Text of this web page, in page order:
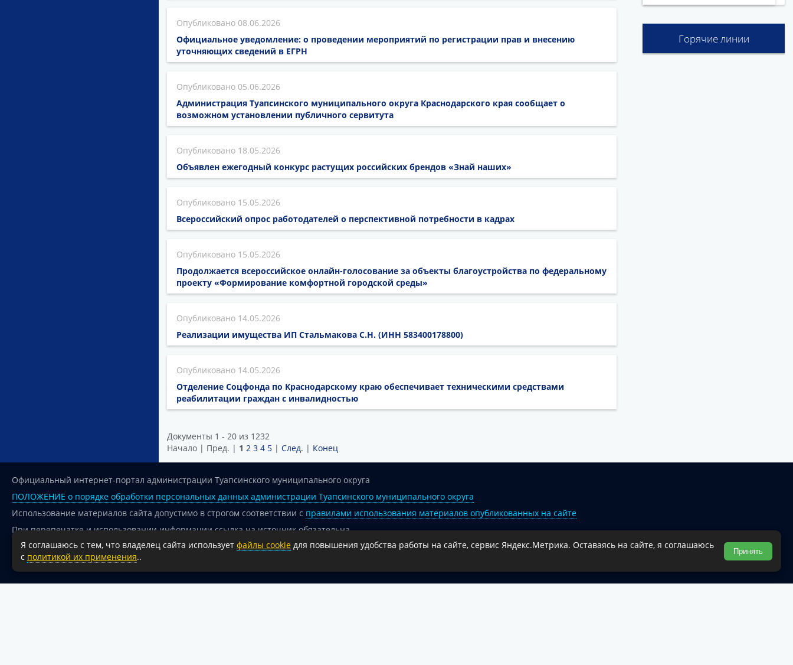
08.06.2026
Официальное уведомление: о проведении мероприятий по регистрации прав и внесению
уточняющих сведений в ЕГРН
05.06.2026
Администрация Туапсинского муниципального округа Краснодарского края сообщает о
возможном установлении публичного сервитута
18.05.2026
Объявлен ежегодный конкурс растущих российских брендов «Знай наших»
15.05.2026
Всероссийский опрос работодателей о перспективной потребности в кадрах
15.05.2026
Продолжается всероссийское онлайн-голосование за объекты благоустройства по федеральному
проекту «Формирование комфортной городской среды»
14.05.2026
Реализации имущества ИП Стальмакова С.Н. (ИНН 583400178800)
14.05.2026
Отделение Соцфонда по Краснодарскому краю обеспечивает техническими средствами
реабилитации граждан с инвалидностью
Документы 1 - 20 из 1232
Начало | Пред. | 1 2 3 4 5| След. | Конец
Горячие линии
Официальный интернет-портал администрации Туапсинского муниципального округа
ПОЛОЖЕНИЕ о порядке обработки персональных данных администрации Туапсинского муниципального округа
Использование материалов сайта допустимо в строгом соответствии с правилами использования материалов опубликованных на сайте
При перепечатке и использовании информации ссылка на источник обязательна.
Для сайтов и страниц сети Интернет обязательна активная гиперссылка на официальный интернет-портал администрации Туапсинского муниципального округа.
18+
Я соглашаюсь с тем, что владелец сайта использует файлы cookie для повышения удобства работы на сайте, сервис Яндекс.Метрика. Оставаясь на сайте, я соглашаюсь
с политикой их применения.. Принять